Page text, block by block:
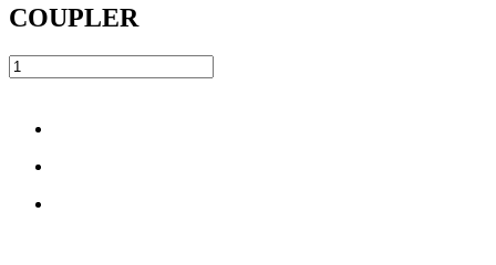
COUPLER
COUPLER
quantity